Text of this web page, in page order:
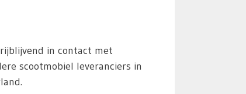
in contact met
scootmobiel leveranciers in